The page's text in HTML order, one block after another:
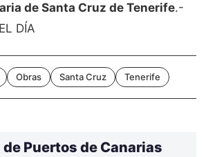
de Santa Cruz de Tenerife.-
DÍA
Obras Santa Cruz Tenerife
Puertos de Canarias